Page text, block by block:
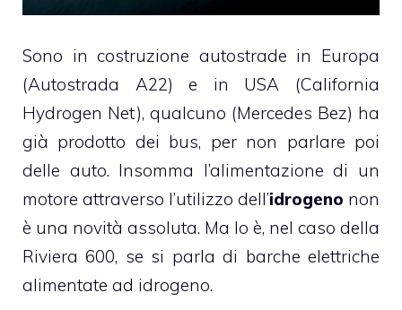
Sono in costruzione autostrade in Europa
(Autostrada A22) e in USA (California
Hydrogen Net), qualcuno (Mercedes Bez) ha
già prodotto dei bus, per non parlare poi
delle auto. Insomma l’alimentazione di un
motore attraverso l’utilizzo dell’idrogeno non
è una novità assoluta. Ma lo è, nel caso della
Riviera 600, se si parla di barche elettriche
alimentate ad idrogeno.